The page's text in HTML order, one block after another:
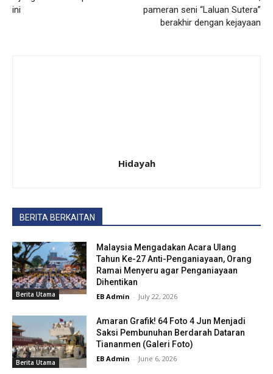
ini
pameran seni “Laluan Sutera”
berakhir dengan kejayaan
Hidayah
BERITA BERKAITAN
Berita Utama
Malaysia Mengadakan Acara Ulang
Tahun Ke-27 Anti-Penganiayaan, Orang
Ramai Menyeru agar Penganiayaan
Dihentikan
EB Admin - July 22, 2026
Berita Utama
Amaran Grafik! 64 Foto 4 Jun Menjadi
Saksi Pembunuhan Berdarah Dataran
Tiananmen (Galeri Foto)
EB Admin - June 6, 2026